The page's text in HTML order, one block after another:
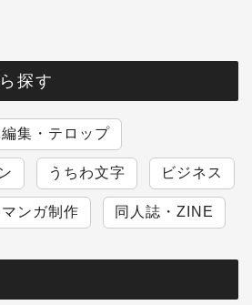
探す
集・テロップ
うちわ文字 ビジネス
マンガ制作 同人誌・ZINE